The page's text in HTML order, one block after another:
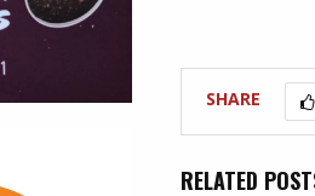
SHARE
RELATED